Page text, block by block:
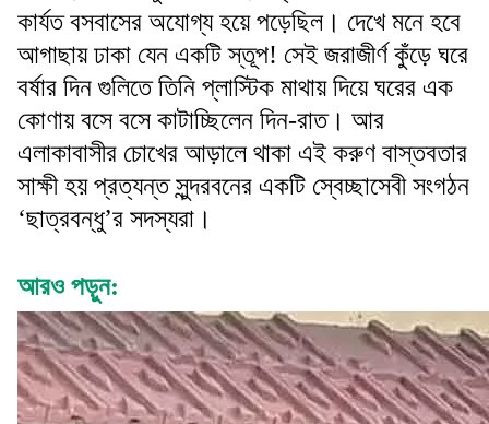
কার্যত বসবাসের অযোগ্য হয়ে পড়েছিল। দেখে মনে হবে
আগাছায় ঢাকা যেন একটি স্তূপ! সেই জরাজীর্ণ কুঁড়ে ঘরে
বর্ষার দিন গুলিতে তিনি প্লাস্টিক মাথায় দিয়ে ঘরের এক
কোণায় বসে বসে কাটাচ্ছিলেন দিন-রাত। আর
এলাকাবাসীর চোখের আড়ালে থাকা এই করুণ বাস্তবতার
সাক্ষী হয় প্রত্যন্ত সুন্দরবনের একটি স্বেচ্ছাসেবী সংগঠন
‘ছাত্রবন্ধু’র সদস্যরা।
আরও পড়ুন: